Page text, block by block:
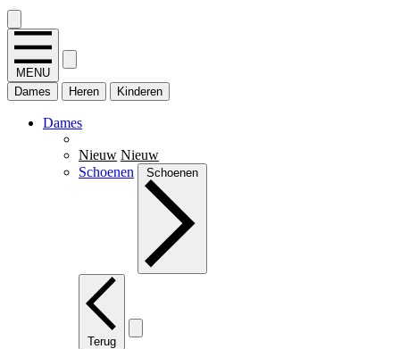
MENU
Dames
Heren Kinderen
Dames
Nieuw Nieuw
Schoenen
Schoenen
Terug